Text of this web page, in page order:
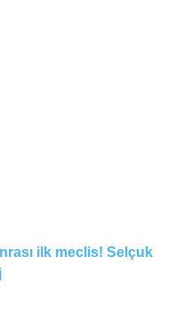
ilk meclis! Selçuk